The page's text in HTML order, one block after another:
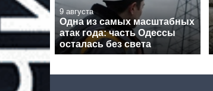
9 августа
Одна из самых масштабных
атак года: часть Одессы
осталась без света